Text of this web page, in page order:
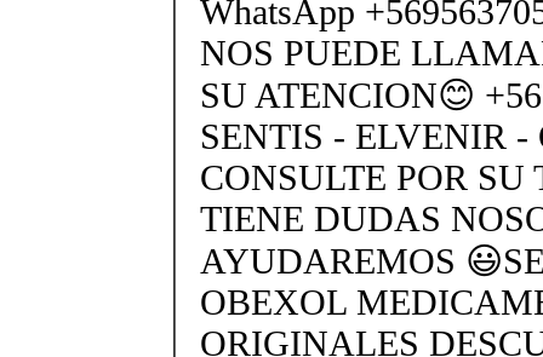
WhatsApp
NOS PUEDE
SU ATENCION😊
SENTIS - ELVENIR -
CONSULTE POR
TIENE DUDAS
AYUDAREMOS
OBEXOL
ORIGINALES